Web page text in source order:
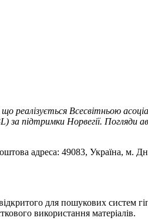
Всесвітньою
підтримки Норвегії. Погляди
адреса: 49083, Україна, м.
для пошукових систем
використання матеріалів.